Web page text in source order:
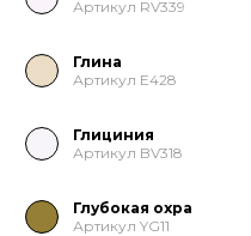
Артикул RV339
Глина
Артикул E428
Глициния
Артикул BV318
Глубокая охра
Артикул YG11